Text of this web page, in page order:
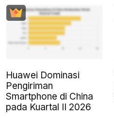
Huawei Dominasi
Pengiriman
Smartphone di China
pada Kuartal II 2026